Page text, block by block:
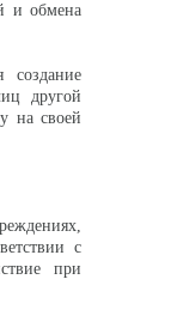
и обмена
создание
другой
на своей
с
при